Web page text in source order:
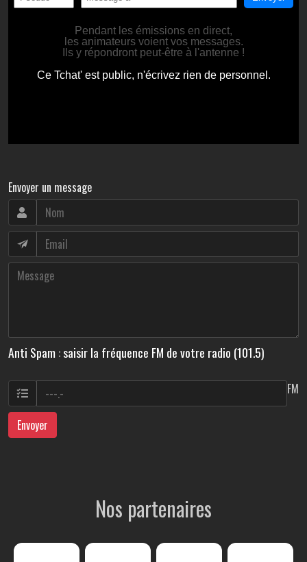
Envoyer un message
Anti Spam : saisir la fréquence FM de votre radio (101.5)
FM
Envoyer
Nos partenaires